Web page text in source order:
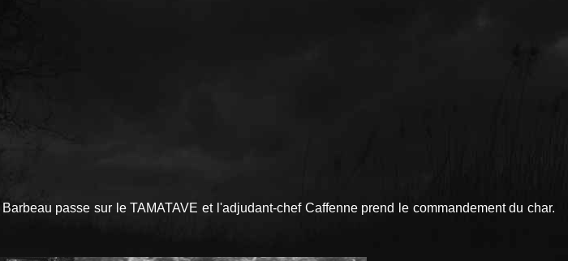
passe sur le TAMATAVE et l'adjudant-chef Caffenne prend le commandement du char.